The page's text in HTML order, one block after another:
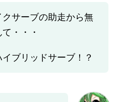
クサーブの助走から無
・・・
ブリッドサーブ！？